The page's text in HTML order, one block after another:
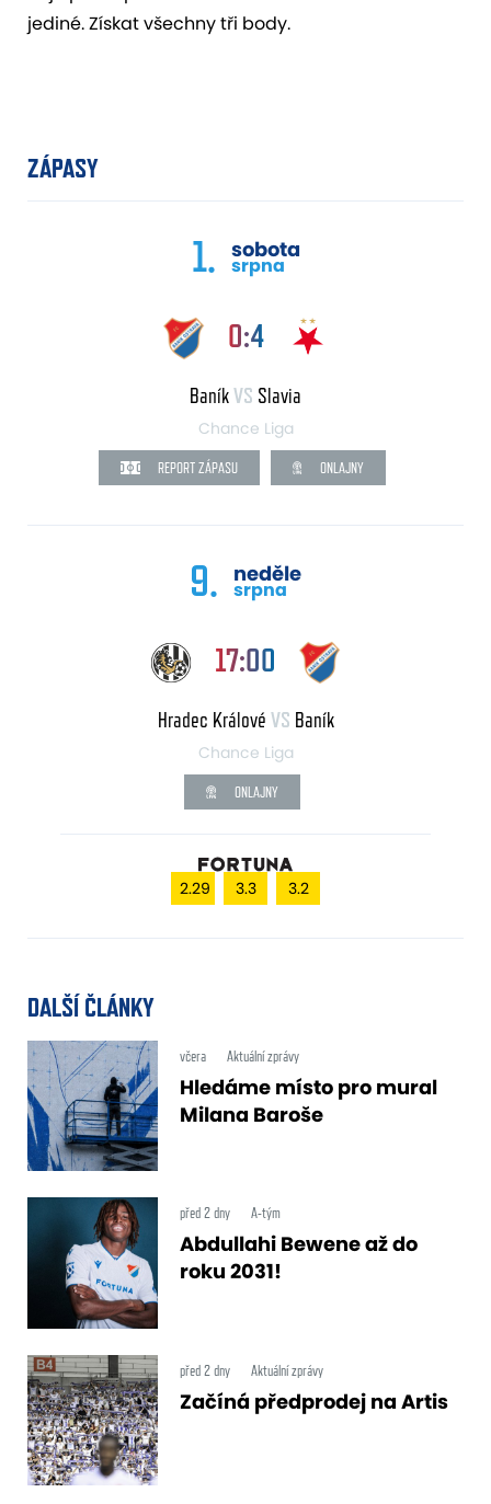
jediné. Získat všechny tři body.
ZÁPASY
1. sobota
srpna
0:4
BaníkVS Slavia
Chance Liga
REPORT ZÁPASU ONLAJNY
9. neděle
srpna
17:00
Hradec Králové VS Baník
Chance Liga
ONLAJNY
2.29 3.3 3.2
DALŠÍ ČLÁNKY
včera Aktuální zprávy
Hledáme místo pro mural
Milana Baroše
před 2 dny A-tým
Abdullahi Bewene až do
roku 2031!
před 2 dny Aktuální zprávy
Začíná předprodej na Artis